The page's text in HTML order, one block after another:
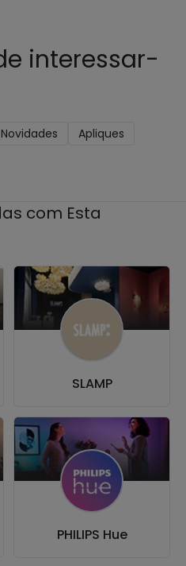
interessar-
Novidades
Apliques
com Esta
SLAMP
PHILIPS Hue